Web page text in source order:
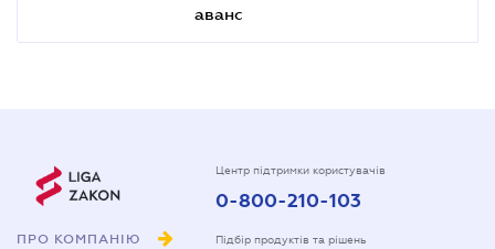
аванс
ПРО КОМПАНІЮ
Центр підтримки користувачів
0-800-210-103
Підбір продуктів та рішень